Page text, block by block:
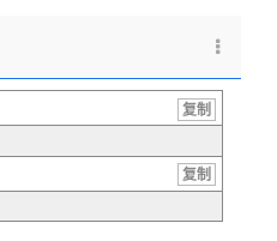
复制
复制